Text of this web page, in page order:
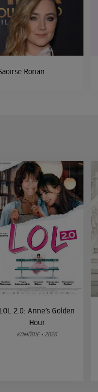
Ronan
LOL 2.0: Anne’s Golden
Hour
KOMÖDIE • 2026